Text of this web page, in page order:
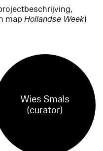
map Hollandse Week)
Wies Smals
(curator)